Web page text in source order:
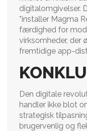
digitalomgivelser.
*installer Magma
færdighed for
virksomheder, der
fremtidige app-
Den digitale
handler ikke blot
strategisk
brugervenlig og